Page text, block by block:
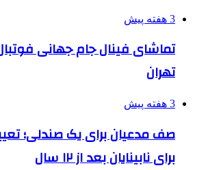
3 هفته پیش
تماشای فینال جام جهانی
تهران
3 هفته پیش
صف مدعیان برای یک صندلی؛
برای نابینایان بعد از ۱۲ سال